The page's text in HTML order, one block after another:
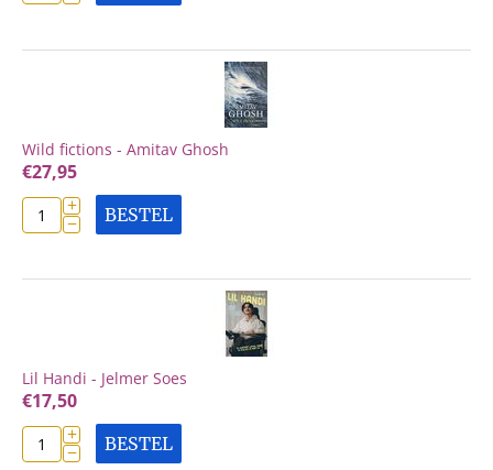
Wild fictions - Amitav Ghosh
€27,95
+
− BESTEL
Lil Handi - Jelmer Soes
€17,50
+
− BESTEL